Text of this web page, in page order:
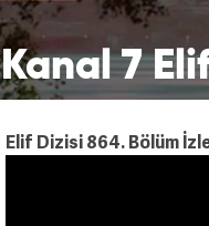
Kanal 7
Elif Dizisi 864. Bölüm